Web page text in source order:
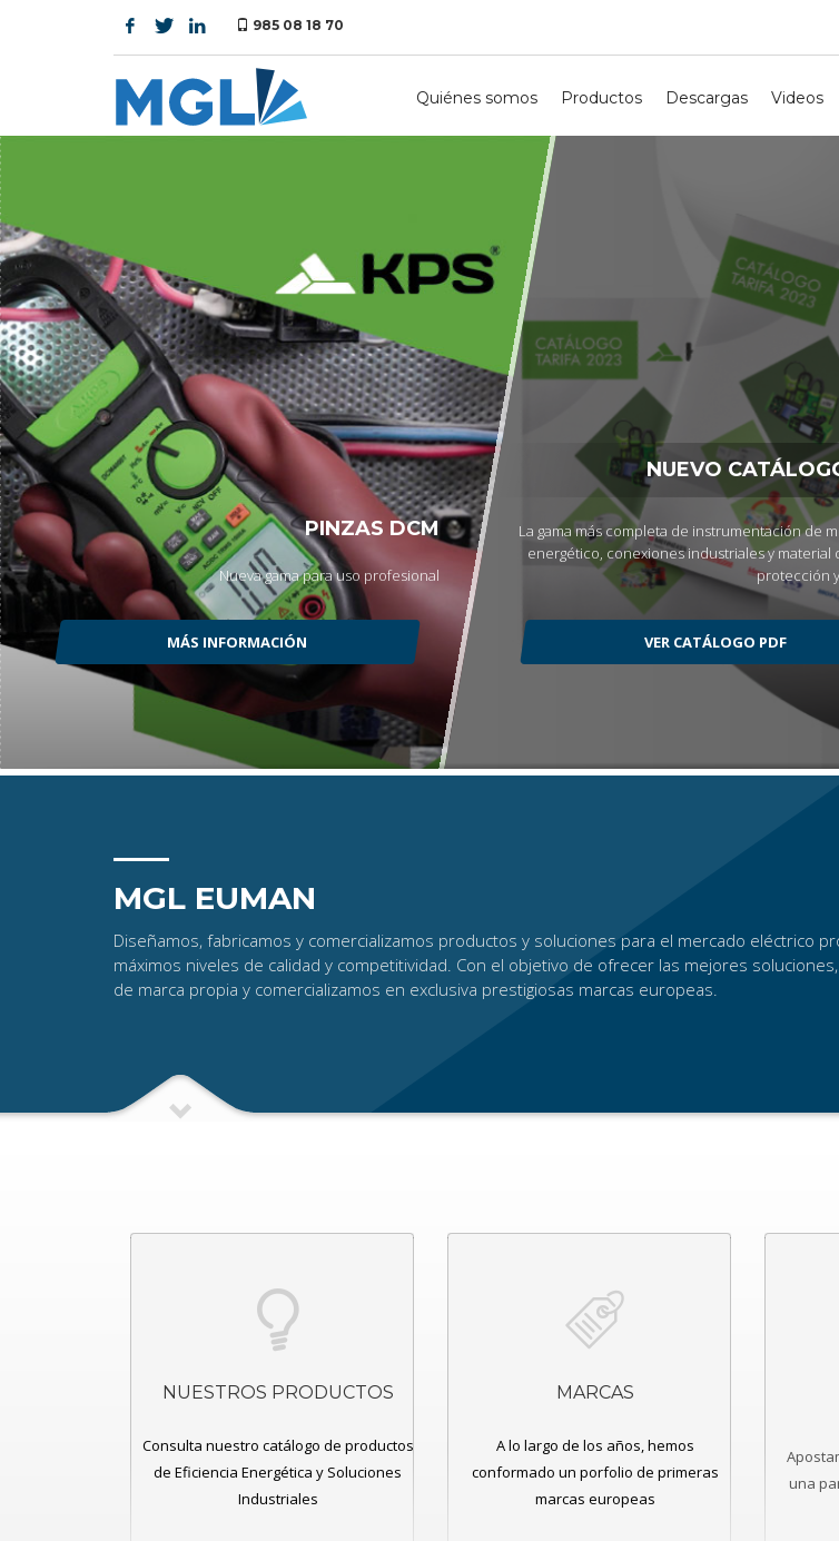
985 08 18 70
Quiénes somos Productos Descargas Videos
PINZAS DCM
Nueva gama para uso profesional
MÁS INFORMACIÓN
NUEVO
La gama más completa de instrumentación de
energético, conexiones industriales y material
protección
VER CATÁLOGO PDF
MGL EUMAN
Diseñamos, fabricamos y comercializamos productos y soluciones para el mercado eléctrico
máximos niveles de calidad y competitividad. Con el objetivo de ofrecer las mejores
de marca propia y comercializamos en exclusiva prestigiosas marcas europeas.
NUESTROS PRODUCTOS
Consulta nuestro catálogo de productos
de Eficiencia Energética y Soluciones
Industriales
MARCAS
A lo largo de los años, hemos
conformado un porfolio de primeras
marcas europeas
una